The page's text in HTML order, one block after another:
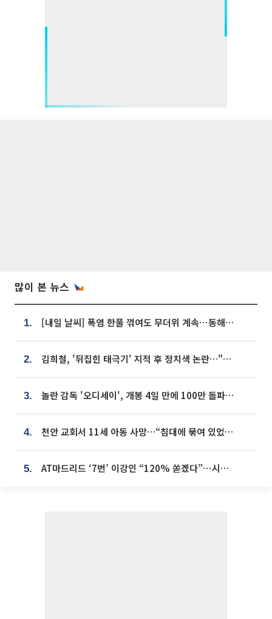
많이 본 뉴스
1. [내일 날씨] 폭염 한풀 꺾여도 무더위 계속⋯동해안 이틀 연속 비
2. 김희철, '뒤집힌 태극기' 지적 후 정치색 논란…"좌우 떠나 우리나라 국기"
3. 놀란 감독 '오디세이', 개봉 4일 만에 100만 돌파⋯'왕사남' 보다 빠르다
4. 천안 교회서 11세 아동 사망…“침대에 묶여 있었다” 진술 확보
5. AT마드리드 ‘7번’ 이강인 “120% 쏟겠다”⋯시메오네 감독 “필요한 선수”